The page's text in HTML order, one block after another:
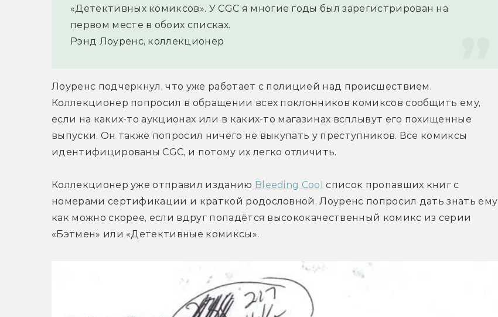
«Детективных комиксов». У CGC я многие годы был зарегистрирован на
первом месте в обоих списках.
Рэнд Лоуренс, коллекционер
Лоуренс подчеркнул, что уже работает с полицией над происшествием.
Коллекционер попросил в обращении всех поклонников комиксов сообщить ему,
если на каких-то аукционах или в каких-то магазинах всплывут его похищенные
выпуски. Он также попросил ничего не выкупать у преступников. Все комиксы
идентифицированы CGC, и потому их легко отличить.
Коллекционер уже отправил изданию Bleeding Cool список пропавших книг с
номерами сертификации и краткой родословной. Лоуренс попросил дать знать ему
как можно скорее, если вдруг попадётся высококачественный комикс из серии
«Бэтмен» или «Детективные комиксы».